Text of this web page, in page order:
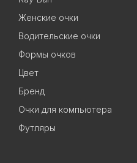
Женские очки
Водительские очки
Формы очков
Цвет
Бренд
Очки для компьютера
Футляры